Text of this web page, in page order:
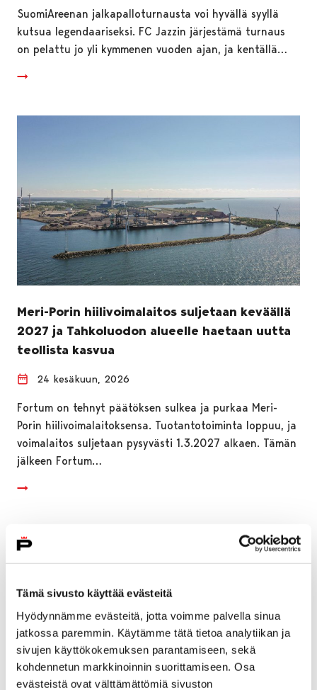
Tämä sivusto käyttää evästeitä
Hyödynnämme evästeitä, jotta voimme palvella sinua
jatkossa paremmin. Käytämme tätä tietoa analytiikan ja
sivujen käyttökokemuksen parantamiseen, sekä
kohdennetun markkinoinnin suorittamiseen. Osa
evästeistä ovat välttämättömiä sivuston
SuomiAreenan jalkapalloturnausta voi hyvällä syyllä
kutsua legendaariseksi. FC Jazzin järjestämä turnaus
on pelattu jo yli kymmenen vuoden ajan, ja kentällä…
Meri-Porin hiilivoimalaitos suljetaan keväällä
2027 ja Tahkoluodon alueelle haetaan uutta
teollista kasvua
24 kesäkuun, 2026
Fortum on tehnyt päätöksen sulkea ja purkaa Meri-
Porin hiilivoimalaitoksensa. Tuotantotoiminta loppuu, ja
voimalaitos suljetaan pysyvästi 1.3.2027 alkaen. Tämän
jälkeen Fortum…